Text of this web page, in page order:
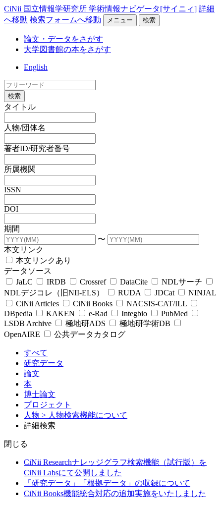
CiNii 国立情報学研究所 学術情報ナビゲータ[サイニィ] 詳細
へ移動 検索フォームへ移動 メニュー 検索
論文・データをさがす
大学図書館の本をさがす
English
検索
タイトル
人物/団体名
著者ID/研究者番号
所属機関
ISSN
DOI
期間
〜
本文リンク
本文リンクあり
データソース
JaLC
IRDB Crossref DataCite
NDLサーチ
NDLデジコレ（旧NII-ELS）
RUDA JDCat
NINJAL
CiNii Articles
CiNii Books
NACSIS-CAT/ILL
DBpedia
KAKEN e-Rad Integbio
PubMed
LSDB Archive
極地研ADS
極地研学術DB
OpenAIRE
公共データカタログ
すべて
研究データ
論文
本
博士論文
プロジェクト
人物 > 人物検索機能について
詳細検索
閉じる
CiNii Researchナレッジグラフ検索機能（試行版）を
CiNii Labsにて公開しました
「研究データ」「根拠データ」の収録について
CiNii Books機能統合対応の追加実施をいたしました